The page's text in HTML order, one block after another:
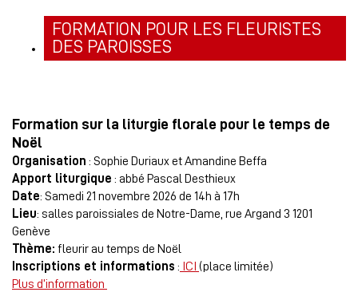
FORMATION POUR LES FLEURISTES
DES PAROISSES
Formation sur la liturgie florale pour le temps de
Noël
Organisation : Sophie Duriaux et Amandine Beffa
Apport liturgique : abbé Pascal Desthieux
Date: Samedi 21 novembre 2026 de 14h à 17h
Lieu: salles paroissiales de Notre-Dame, rue Argand 3 1201
Genève
Thème: fleurir au temps de Noël
Inscriptions et informations : ICI (place limitée)
Plus d’information